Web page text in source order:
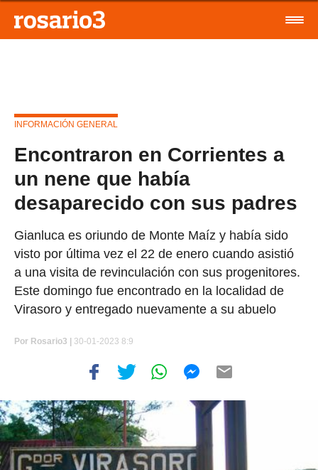
INFORMACIÓN GENERAL
Encontraron en Corrientes a
un nene que había
desaparecido con sus padres
Gianluca es oriundo de Monte Maíz y había sido
visto por última vez el 22 de enero cuando asistió
a una visita de revinculación con sus progenitores.
Este domingo fue encontrado en la localidad de
Virasoro y entregado nuevamente a su abuelo
Por Rosario3 | 30-01-2023 8:9